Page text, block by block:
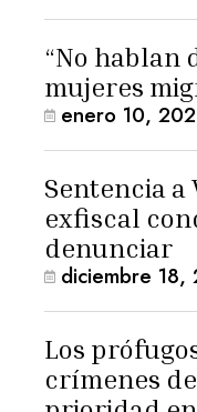
“No hablan
mujeres
enero 10,
Sentencia a
exfiscal
denunciar
diciembre 18,
Los
crímenes